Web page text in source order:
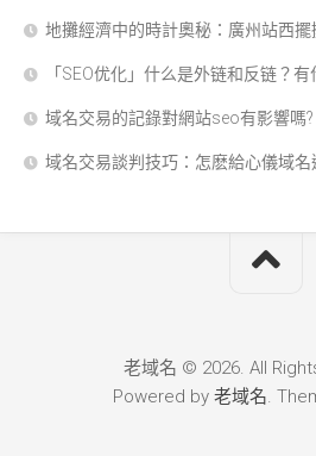
地攤經濟中的時計奧秘：廣州站西
「SEO优化」什么是外链和反链？有
域名交易的記錄對網站seo有影響嗎?
域名交易談判技巧：怎麽給心儀域名
老域名 © 2026. All
Powered by 老域名.